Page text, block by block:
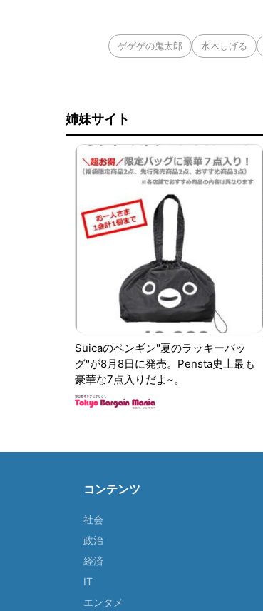
ゲゲゲの鬼太郎 水木しげる
姉妹サイト
Suicaのペンギン"夏のラッキーバッ
グ"が8月8日に発売。Pensta史上最も
豪華な7点入りだよ~。
コンテンツ
社会
政治
経済
IT
エンタメ